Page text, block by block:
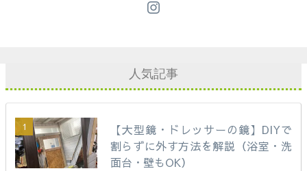
人気記事
【大型鏡・ドレッサーの鏡】DIYで
割らずに外す方法を解説（浴室・洗
面台・壁もOK）